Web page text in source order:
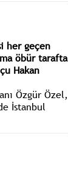
her geçen
öbür tarafta
Hakan
Özgür Özel,
İstanbul